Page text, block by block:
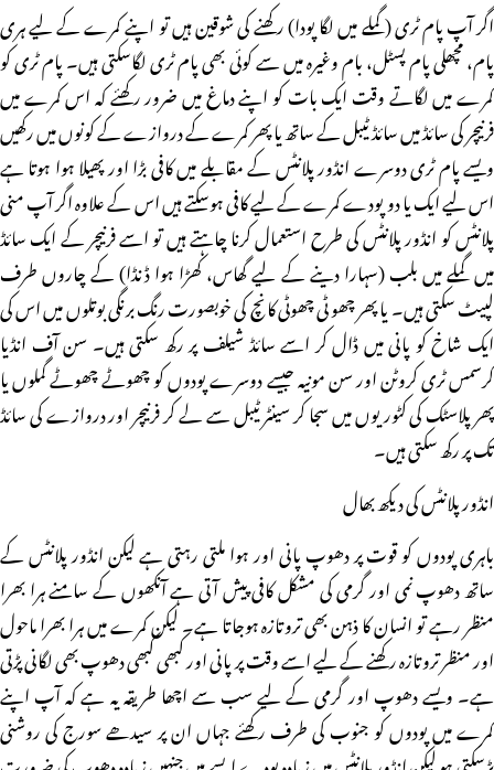
اگر آپ پام ٹری (گملے میں لگا پودا) رکھنے کی شوقین ہیں تو اپنے کمرے کے لیے ہری
پام، مچھلی پام پسٹل، بام وغیرہ میں سے کوئی بھی پام ٹری لگاسکتی ہیں۔ پام ٹری کو
کمرے میں لگاتے وقت ایک بات کو اپنے دماغ میں ضرور رکھئے کہ اس کمرے میں
فرنیچر کی سائڈ میں سائڈ ٹیبل کے ساتھ یا پھر کمرے کے دروازے کے کونوں میں رکھیں
ویسے پام ٹری دوسرے انڈور پلانٹس کے مقابلے میں کافی بڑا اور پھیلا ہوا ہوتا ہے
اس لیے ایک یا دو پودے کمرے کے لیے کافی ہوسکتے ہیں اس کے علاوہ اگر آپ منی
پلانٹس کو انڈور پلانٹس کی طرح استعمال کرنا چاہتے ہیں تو اسے فرنیچر کے ایک سائڈ
میں گملے میں بلب (سہارا دینے کے لیے گھاس، کھڑا ہوا ڈنڈا) کے چاروں طرف
لپیٹ سکتی ہیں۔ یا پھر چھو ٹی چھوٹی کانچ کی خوبصورت رنگ برنگی بوتلوں میں اس کی
ایک شاخ کو پانی میں ڈال کر اسے سائڈ شیلف پر رکھ سکتی ہیں۔ سن آف انڈیا
کرسمس ٹری کروٹن اور سن مونیہ جیسے دوسرے پودوں کو چھوٹے چھوٹے گملوں یا
پھر پلاسٹک کی کٹوریوں میں سجا کر سینٹر ٹیبل سے لے کر فرنیچر اور دروازے کی سائڈ
تک پر رکھ سکتی ہیں۔
انڈور پلانٹس کی دیکھ بھال
باہری پودوں کو قوت پر دھوپ پانی اور ہوا ملتی رہتی ہے لیکن انڈور پلانٹس کے
ساتھ دھوپ نمی اور گرمی کی مشکل کافی پیش آتی ہے آنکھوں کے سامنے ہرا بھرا
منظر رہے تو انسان کا ذہن بھی تروتازہ ہوجاتا ہے۔ لیکن کمرے میں ہرا بھرا ماحول
اور منظر تروتازہ رکھنے کے لیے اسے وقت پر پانی اور کبھی کبھی دھوپ بھی لگانی پڑتی
ہے۔ ویسے دھوپ اور گرمی کے لیے سب سے اچھا طریقہ یہ ہے کہ آپ اپنے
کمرے میں پودوں کو جنوب کی طرف رکھئے جہاں ان پر سیدھے سورج کی روشنی